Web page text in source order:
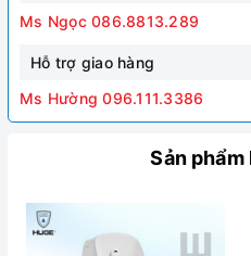
Ms Ngọc 086.8813.289
Hỗ trợ giao hàng
Ms Hường 096.111.3386
Sản